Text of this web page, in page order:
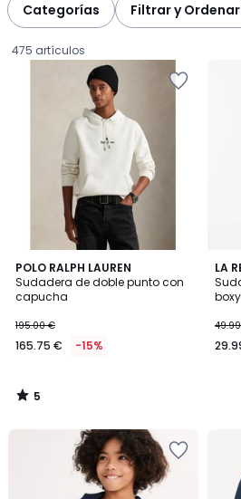
Categorías Filtrar y Ordenar
475 artículos
POLO RALPH LAUREN
Sudadera de doble punto con
capucha
€
en
de
195.00
descuento
195.00 €
165.75 € -15%
5
/
5
5
/
LA
boxy
3